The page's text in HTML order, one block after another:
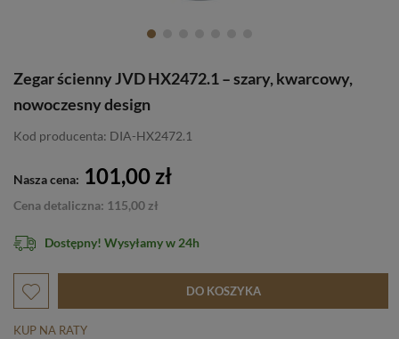
Zegar ścienny JVD HX2472.1 – szary, kwarcowy,
nowoczesny design
Kod producenta: DIA-HX2472.1
Nasza cena: 101,00 zł
Cena detaliczna: 115,00 zł
Dostępny! Wysyłamy w 24h
DO KOSZYKA
KUP NA RATY